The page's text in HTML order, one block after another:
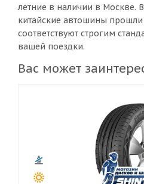
летние в наличии в Москве.
китайские автошины прошли
соответствуют строгим
вашей поездки.
Вас может